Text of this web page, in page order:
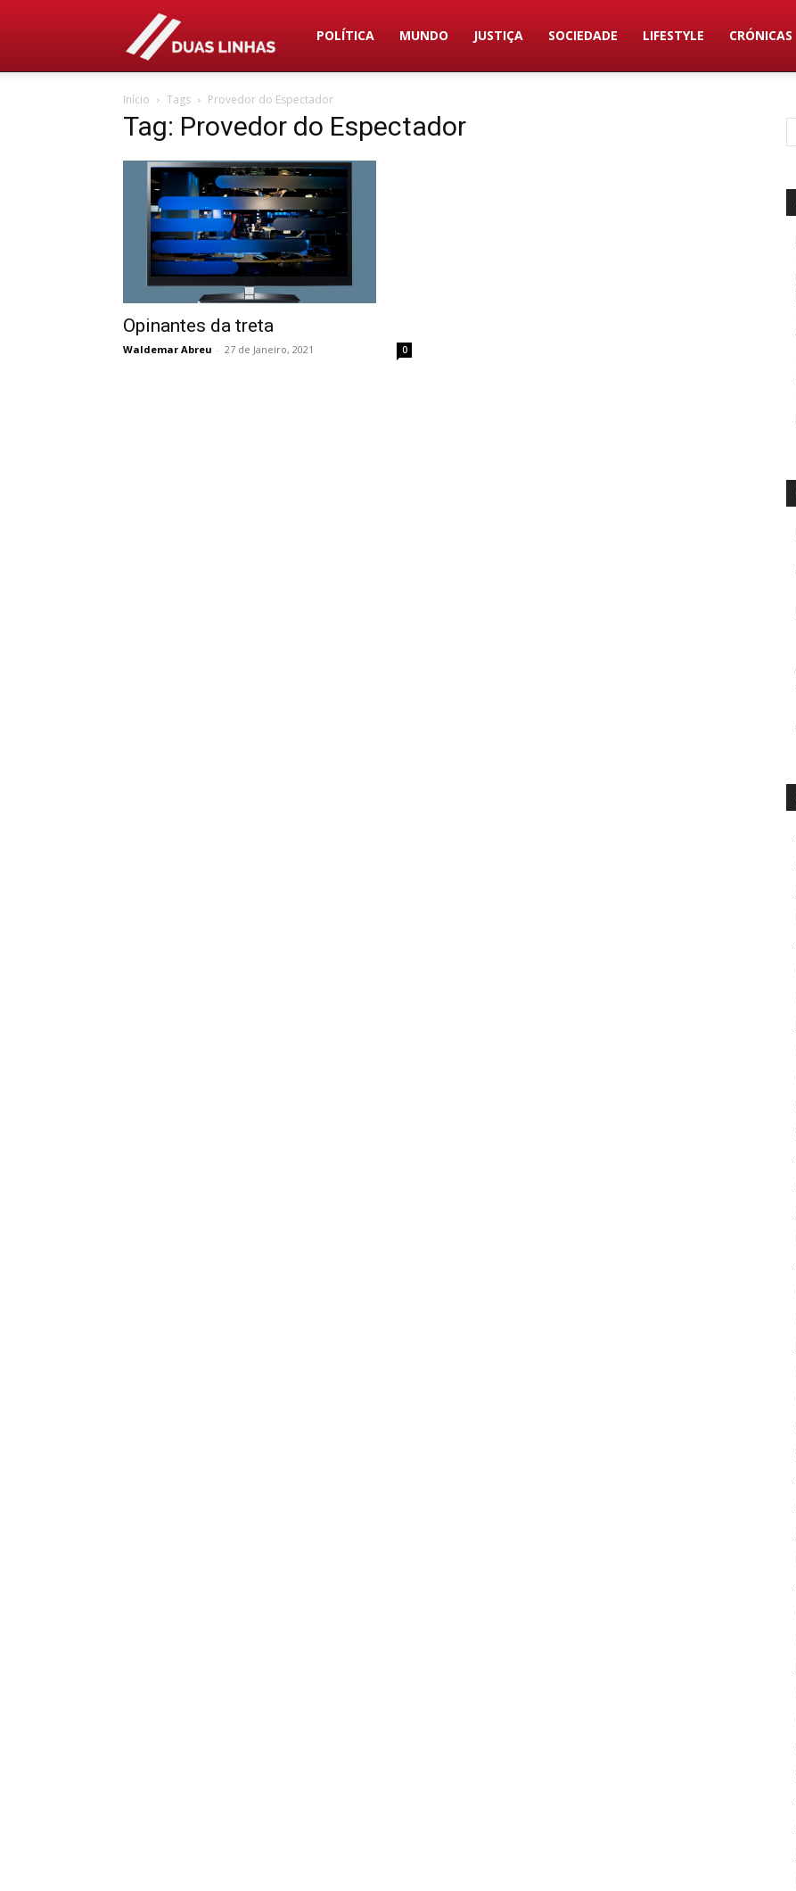
Duas
Linhas
POLÍTICA MUNDO JUSTIÇA SOCIEDADE LIFESTYLE CRÓNICAS
Início Tags Provedor do Espectador
Tag: Provedor do Espectador
Opinantes da treta
Waldemar Abreu - 27 de Janeiro, 2021 0